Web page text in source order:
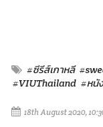
#ซีรีส์เกาหลี
#VIUThailand #หนั
18th August 2020,